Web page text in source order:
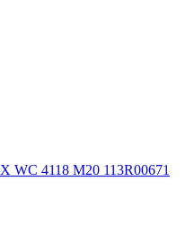
WC 4118 M20 113R00671